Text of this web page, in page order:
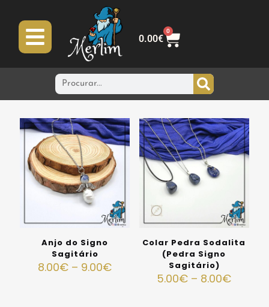
0.00€
0
Anjo do Signo
Sagitário
8.00€ – 9.00€
Colar Pedra Sodalita
(Pedra Signo
Sagitário)
5.00€ – 8.00€